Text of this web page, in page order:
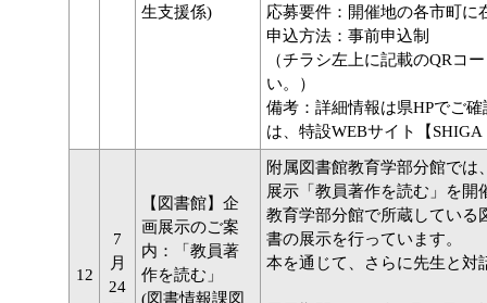
生支援係)
応募要件：開催地の各市町に
申込方法：事前申込制
（チラシ左上に記載のQRコ
い。）
備考：詳細情報は県HPでご
は、特設WEBサイト【SHIGA
12
7
月
24
【図書館】企
画展示のご案
内：「教員著
作を読む」
(図書情報課図
附属図書館教育学部分館では
展示「教員著作を読む」を開
教育学部分館で所蔵している
書の展示を行っています。
本を通じて、さらに先生と対